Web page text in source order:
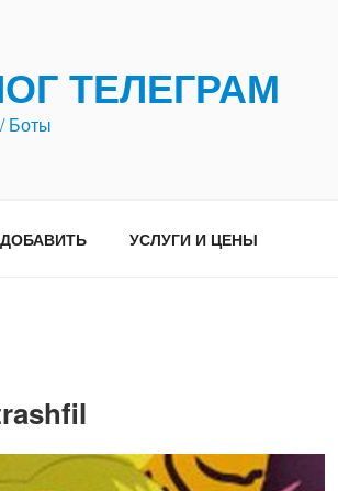
ТЕЛЕГРАМ
Боты
ДОБАВИТЬ УСЛУГИ И ЦЕНЫ